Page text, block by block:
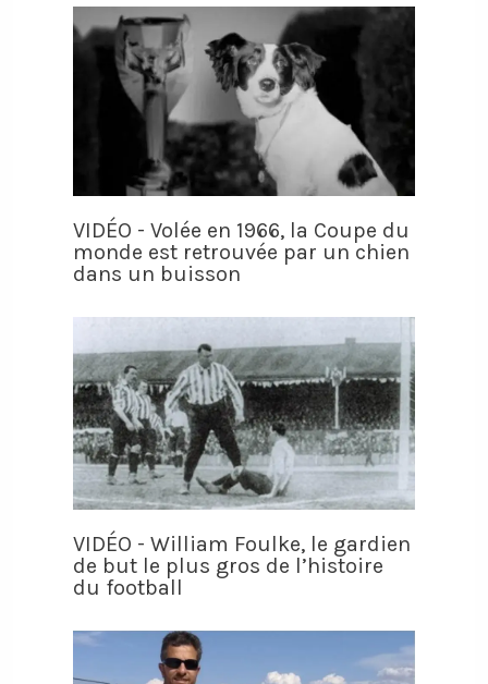
VIDÉO - Volée en 1966, la Coupe du
monde est retrouvée par un chien
dans un buisson
VIDÉO - William Foulke, le gardien
de but le plus gros de l’histoire
du football